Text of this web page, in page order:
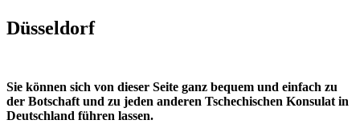
Düsseldorf
Sie können sich von dieser Seite ganz bequem und einfach zu
der Botschaft und zu jeden anderen Tschechischen Konsulat in
Deutschland führen lassen.